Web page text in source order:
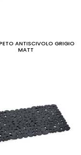
ANTISCIVOLO GRIGIO
MATT